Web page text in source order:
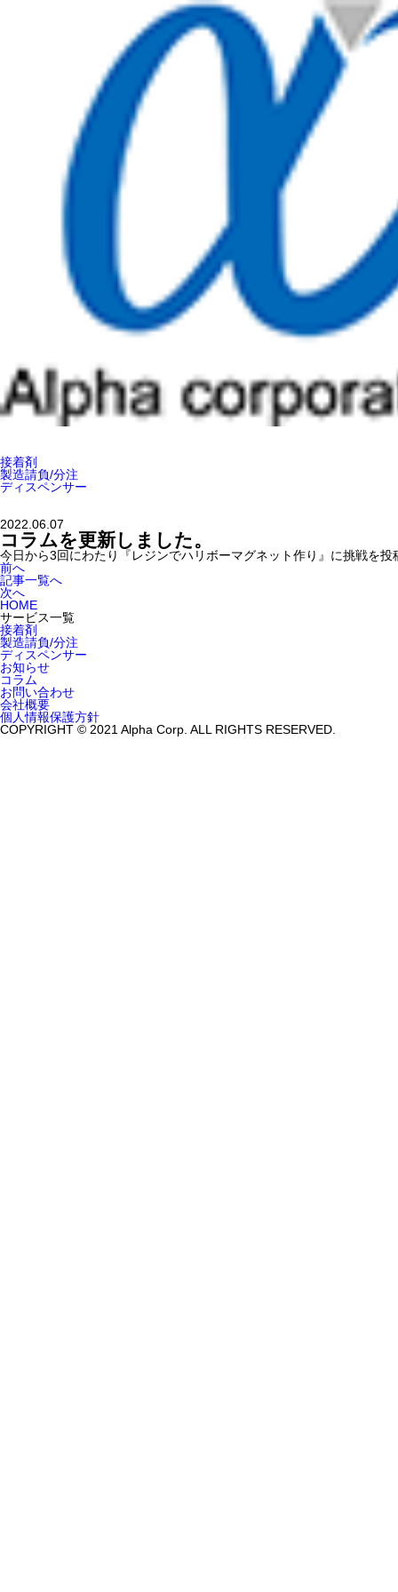
接着剤
製造請負/分注
ディスペンサー
2022.06.07
コラムを更新しました。
今日から3回にわたり『レジンでハリボーマグネット作り』に挑戦を投
前へ
記事一覧へ
次へ
HOME
サービス一覧
接着剤
製造請負/分注
ディスペンサー
お知らせ
コラム
お問い合わせ
会社概要
個人情報保護方針
COPYRIGHT © 2021 Alpha Corp. ALL RIGHTS RESERVED.